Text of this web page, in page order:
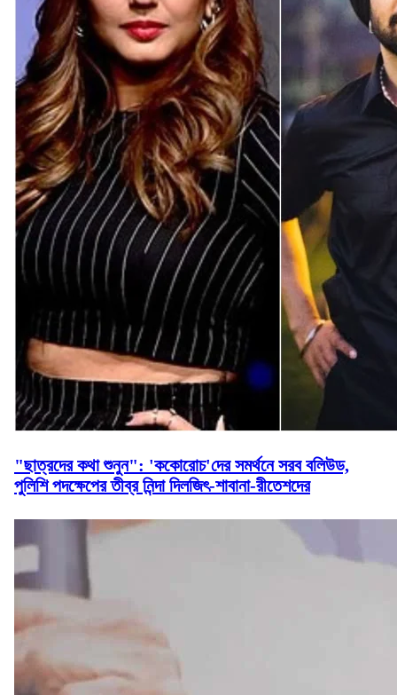
"ছাত্রদের কথা শুনুন": 'ককোরোচ'দের সমর্থনে সরব বলিউড,
পুলিশি পদক্ষেপের তীব্র নিন্দা দিলজিৎ-শাবানা-রীতেশদের